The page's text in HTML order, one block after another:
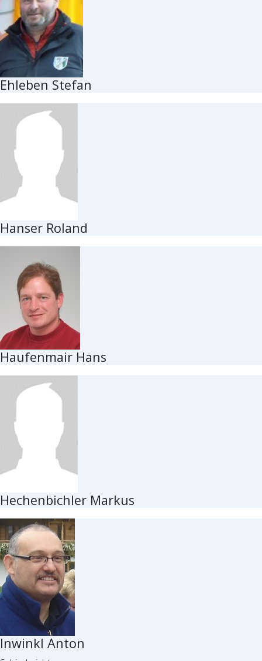
Ehleben Stefan
Hanser Roland
Haufenmair Hans
Hechenbichler Markus
Inwinkl Anton